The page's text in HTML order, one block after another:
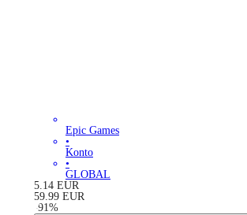
Epic Games
•
Konto
•
GLOBAL
5.14 EUR
59.99 EUR
-91%